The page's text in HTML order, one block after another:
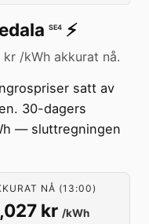
SE4 ⚡️
/kWh akkurat nå.
satt av
30-dagers
— sluttregningen
NÅ (13:00)
kr /kWh